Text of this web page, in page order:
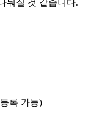
눠질 것 같습니다.
록 가능)